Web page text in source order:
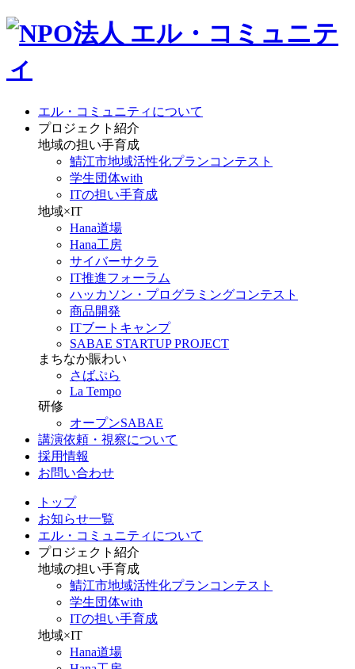
エル・コミュニティについて
プロジェクト紹介
地域の担い手育成
鯖江市地域活性化プランコンテスト
学生団体with
ITの担い手育成
地域×IT
Hana道場
Hana工房
サイバーサクラ
IT推進フォーラム
ハッカソン・プログラミングコンテスト
商品開発
ITブートキャンプ
SABAE STARTUP PROJECT
まちなか賑わい
さばぷら
La Tempo
研修
オープンSABAE
講演依頼・視察について
採用情報
お問い合わせ
トップ
お知らせ一覧
エル・コミュニティについて
プロジェクト紹介
地域の担い手育成
鯖江市地域活性化プランコンテスト
学生団体with
ITの担い手育成
地域×IT
Hana道場